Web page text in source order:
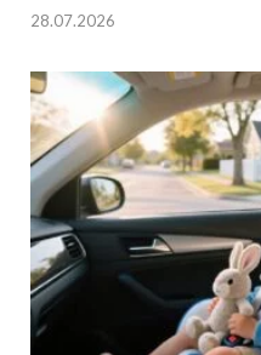
28.07.2026